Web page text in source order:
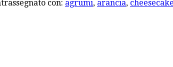
con: agrumi, arancia, cheesecake